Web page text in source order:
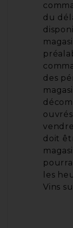
du
des
doit
les
Vins